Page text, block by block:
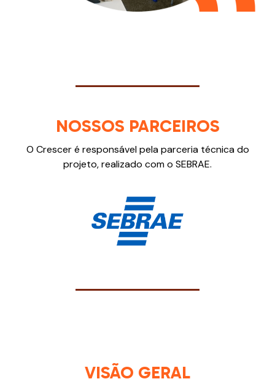
NOSSOS PARCEIROS
O Crescer é responsável pela parceria técnica do
projeto, realizado com o SEBRAE.
VISÃO GERAL